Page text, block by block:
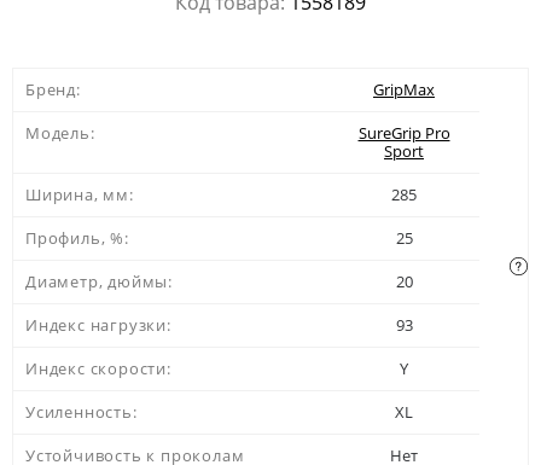
Бренд:
GripMax
Модель:
SureGrip Pro
Sport
Ширина, мм:
285
Профиль, %:
25
Диаметр, дюймы:
20
Индекс нагрузки:
93
Индекс скорости:
Y
Усиленность:
XL
Устойчивость к проколам
Нет